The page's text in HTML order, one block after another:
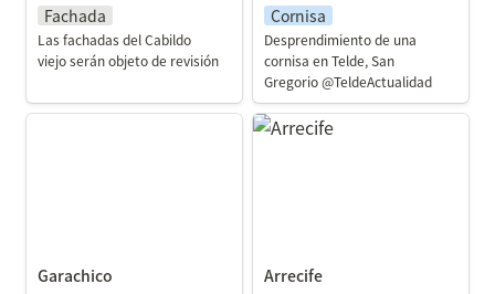
Fachada
Las fachadas del Cabildo
viejo serán objeto de revisión
Cornisa
Desprendimiento de una
cornisa en Telde, San
Gregorio @TeldeActualidad
Garachico
Arrecife
Arrecife